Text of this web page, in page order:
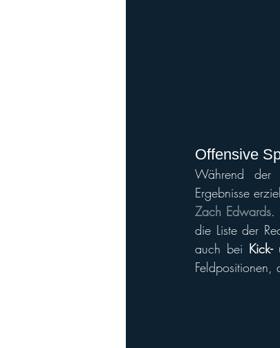
Offensive
Während der
Ergebnisse
Zach Edwards.
die Liste der
auch bei Kick-
Feldpositionen,